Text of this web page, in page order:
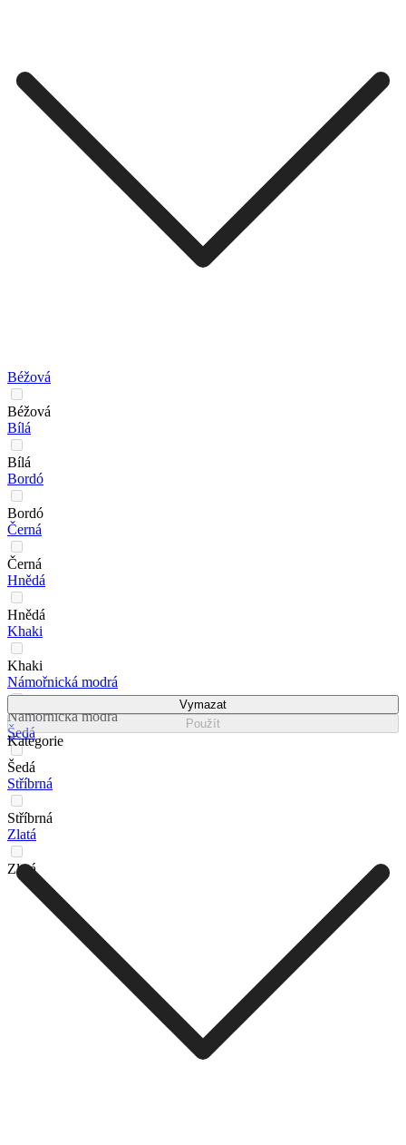
Béžová
Béžová
Bílá
Bílá
Bordó
Bordó
Černá
Černá
Hnědá
Hnědá
Khaki
Khaki
Námořnická modrá
Námořnická modrá
Šedá
Šedá
Stříbrná
Stříbrná
Zlatá
Zlatá
Vymazat
Použít
Kategorie